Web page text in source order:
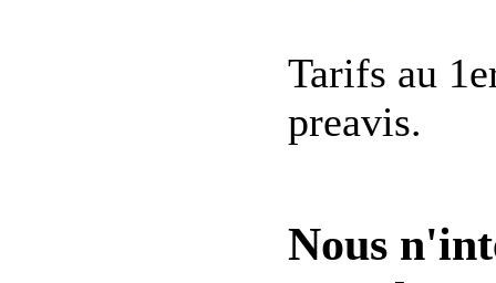
Tarifs au
preavis.
Nous